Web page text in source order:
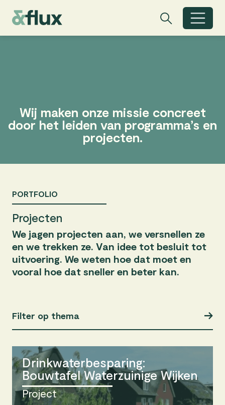
Zoekbalk
Zoeken Zoeken
Wij maken onze missieconcreet
door het leiden van programma’s en
projecten.
PORTFOLIO
Projecten
We jagen projecten aan, we versnellen ze
en we trekken ze. Van idee tot besluit tot
uitvoering. We weten hoe dat moet en
vooral hoe dat sneller en beter kan.
Filter op thema
Drinkwaterbesparing:
Bouwtafel Waterzuinige Wijken
Project